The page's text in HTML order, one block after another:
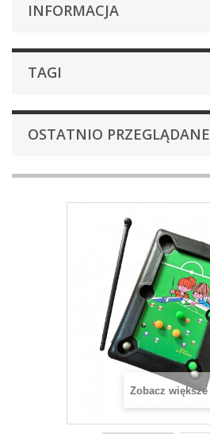
INFORMACJA
TAGI
OSTATNIO PRZEGLĄDANE
Zobacz większe